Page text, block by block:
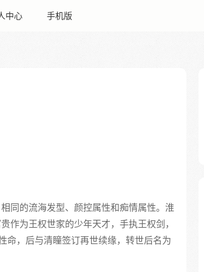
中心 手机版
同的流海发型、颜控属性和痴情属性。淮
作为王权世家的少年天才，手执王权剑，
命，后与清瞳签订再世续缘，转世后名为